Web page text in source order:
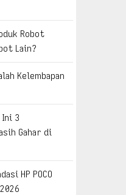
Robot
Lain?
Kelembapan
Ini 3
Gahar di
HP POCO